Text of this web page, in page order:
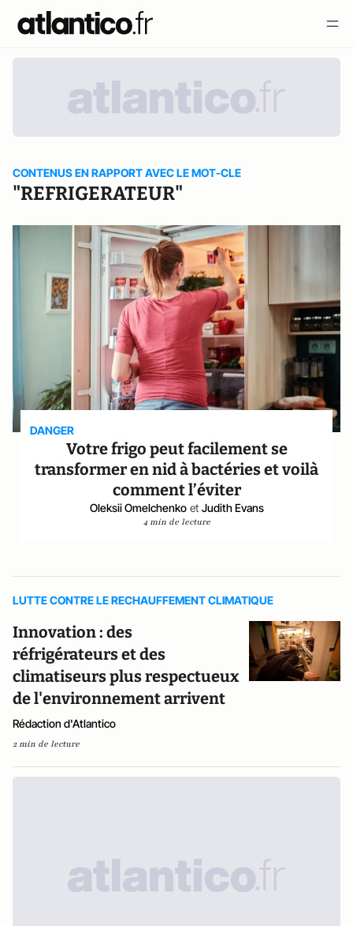
CONTENUS EN RAPPORT AVEC LE MOT-CLE
"REFRIGERATEUR"
DANGER
Votre frigo peut facilement se
transformer en nid à bactéries et voilà
comment l’éviter
Oleksii Omelchenko et Judith Evans
4 min de lecture
LUTTE CONTRE LE RECHAUFFEMENT CLIMATIQUE
Innovation : des
réfrigérateurs et des
climatiseurs plus respectueux
de l'environnement arrivent
Rédaction d'Atlantico
2 min de lecture